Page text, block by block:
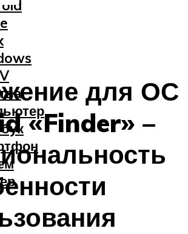
для ОС
«Finder» –